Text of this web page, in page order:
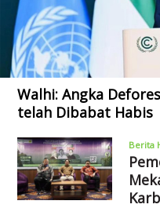
Walhi: Angka
telah Dibabat Habis
Berita